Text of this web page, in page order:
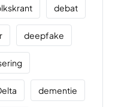
debat
deepfake
dementie